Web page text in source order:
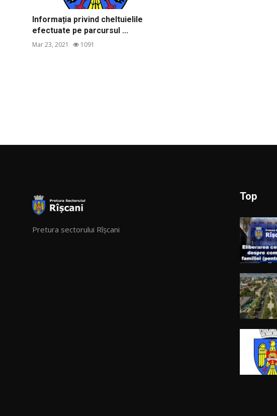
Informația privind cheltuielile
efectuate pe parcursul ...
Mar 23, 2021 1091
Pretura sectorului Rîșcani
Top